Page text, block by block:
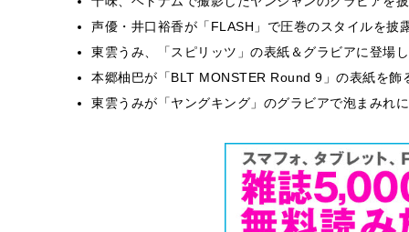
声優・井口裕香が「FLASH」で圧巻のスタイルを
東雲うみ、「スピリッツ」の表紙＆グラビアに登場
本郷柚巴が「BLT MONSTER Round 9」の表紙を
東雲うみが「ヤングキング」のグラビアで泡まみれ